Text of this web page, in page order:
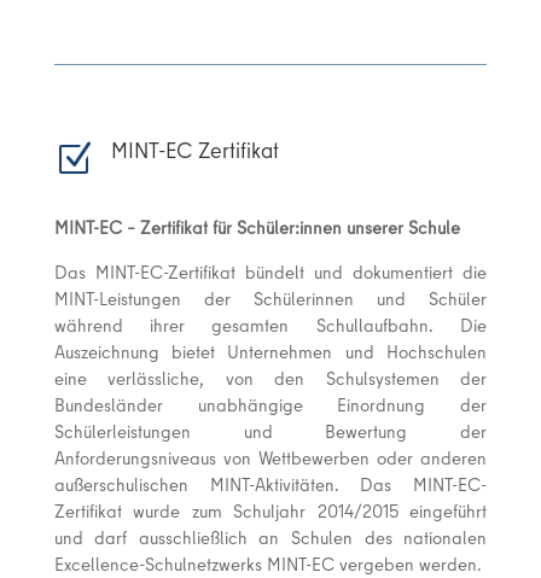
Z MINT-EC Zertifikat
MINT-EC – Zertifikat für Schüler:innen unserer Schule
Das MINT-EC-Zertifikat bündelt und dokumentiert die
MINT-Leistungen der Schülerinnen und Schüler
während ihrer gesamten Schullaufbahn. Die
Auszeichnung bietet Unternehmen und Hochschulen
eine verlässliche, von den Schulsystemen der
Bundesländer unabhängige Einordnung der
Schülerleistungen und Bewertung der
Anforderungsniveaus von Wettbewerben oder anderen
außerschulischen MINT-Aktivitäten. Das MINT-EC-
Zertifikat wurde zum Schuljahr 2014/2015 eingeführt
und darf ausschließlich an Schulen des nationalen
Excellence-Schulnetzwerks MINT-EC vergeben werden.